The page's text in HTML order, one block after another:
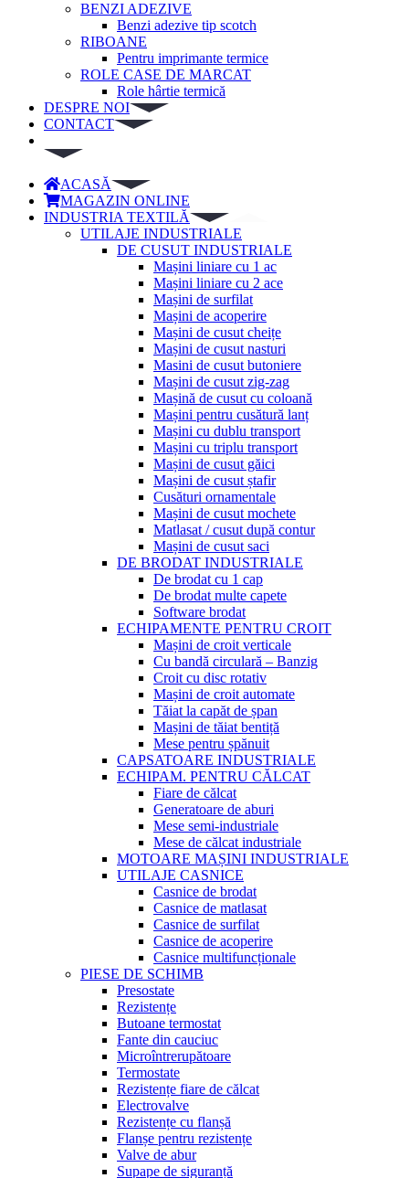
BENZI ADEZIVE
Benzi adezive tip scotch
RIBOANE
Pentru imprimante termice
ROLE CASE DE MARCAT
Role hârtie termică
DESPRE NOI
CONTACT
ACASĂ
MAGAZIN ONLINE
INDUSTRIA TEXTILĂ
UTILAJE INDUSTRIALE
DE CUSUT INDUSTRIALE
Mașini liniare cu 1 ac
Mașini liniare cu 2 ace
Mașini de surfilat
Mașini de acoperire
Mașini de cusut cheițe
Mașini de cusut nasturi
Masini de cusut butoniere
Mașini de cusut zig-zag
Mașină de cusut cu coloană
Mașini pentru cusătură lanț
Mașini cu dublu transport
Mașini cu triplu transport
Mașini de cusut găici
Mașini de cusut ștafir
Cusături ornamentale
Mașini de cusut mochete
Matlasat / cusut după contur
Mașini de cusut saci
DE BRODAT INDUSTRIALE
De brodat cu 1 cap
De brodat multe capete
Software brodat
ECHIPAMENTE PENTRU CROIT
Mașini de croit verticale
Cu bandă circulară – Banzig
Croit cu disc rotativ
Mașini de croit automate
Tăiat la capăt de șpan
Mașini de tăiat bentiță
Mese pentru șpănuit
CAPSATOARE INDUSTRIALE
ECHIPAM. PENTRU CĂLCAT
Fiare de călcat
Generatoare de aburi
Mese semi-industriale
Mese de călcat industriale
MOTOARE MAȘINI INDUSTRIALE
UTILAJE CASNICE
Casnice de brodat
Casnice de matlasat
Casnice de surfilat
Casnice de acoperire
Casnice multifuncționale
PIESE DE SCHIMB
Presostate
Rezistențe
Butoane termostat
Fante din cauciuc
Microîntrerupătoare
Termostate
Rezistențe fiare de călcat
Electrovalve
Rezistențe cu flanșă
Flanșe pentru rezistențe
Valve de abur
Supape de siguranță